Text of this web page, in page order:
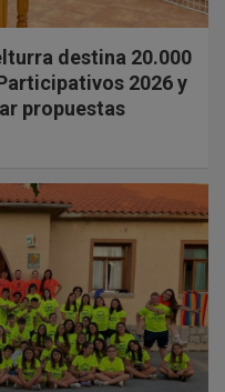
destina 20.000
2026 y
propuestas